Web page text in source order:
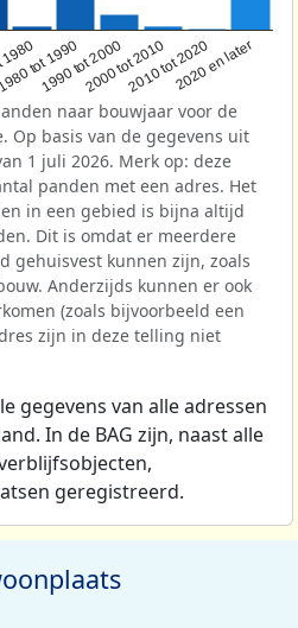
tot 1990
1990 tot 20002000 tot 20102010 tot 20202020 en later
naar bouwjaar voor de
Op basis van de gegevens uit
1 juli 2026. Merk op: deze
panden met een adres. Het
in een gebied is bijna altijd
Dit is omdat er meerdere
gehuisvest kunnen zijn, zoals
Anderzijds kunnen er ook
(zoals bijvoorbeeld een
zijn in deze telling niet
gegevens van alle adressen
In de BAG zijn, naast alle
geregistreerd.